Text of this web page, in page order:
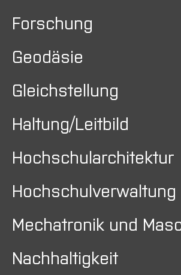
Forschung
Geodäsie
Gleichstellung
Haltung/Leitbild
Hochschularchitektur
Hochschulverwaltung
Mechatronik und
Nachhaltigkeit